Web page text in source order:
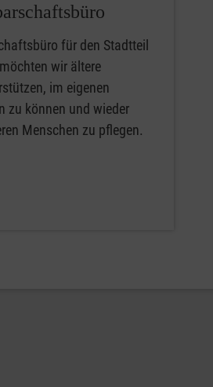
für den Stadtteil
wir ältere
im eigenen
zu können und wieder
Menschen zu pflegen.